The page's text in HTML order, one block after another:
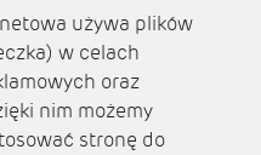
używa plików
w celach
oraz
nim możemy
stronę do